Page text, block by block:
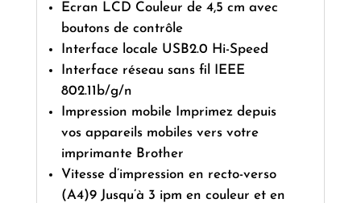
Ecran LCD Couleur de 4,5 cm avec
boutons de contrôle
Interface locale USB2.0 Hi-Speed
Interface réseau sans fil IEEE
802.11b/g/n
Impression mobile Imprimez depuis
vos appareils mobiles vers votre
imprimante Brother
Vitesse d’impression en recto-verso
(A4)9 Jusqu’à 3 ipm en couleur et en